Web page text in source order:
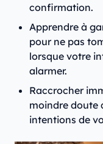
confirmation.
Apprendre à
pour ne pas
lorsque votre
alarmer.
Raccrocher
moindre doute
intentions de